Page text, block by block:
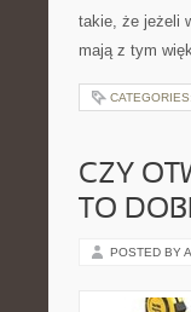
takie, że jeżeli
mają z tym
CATEGORIES:
CZY
TO
POSTED BY